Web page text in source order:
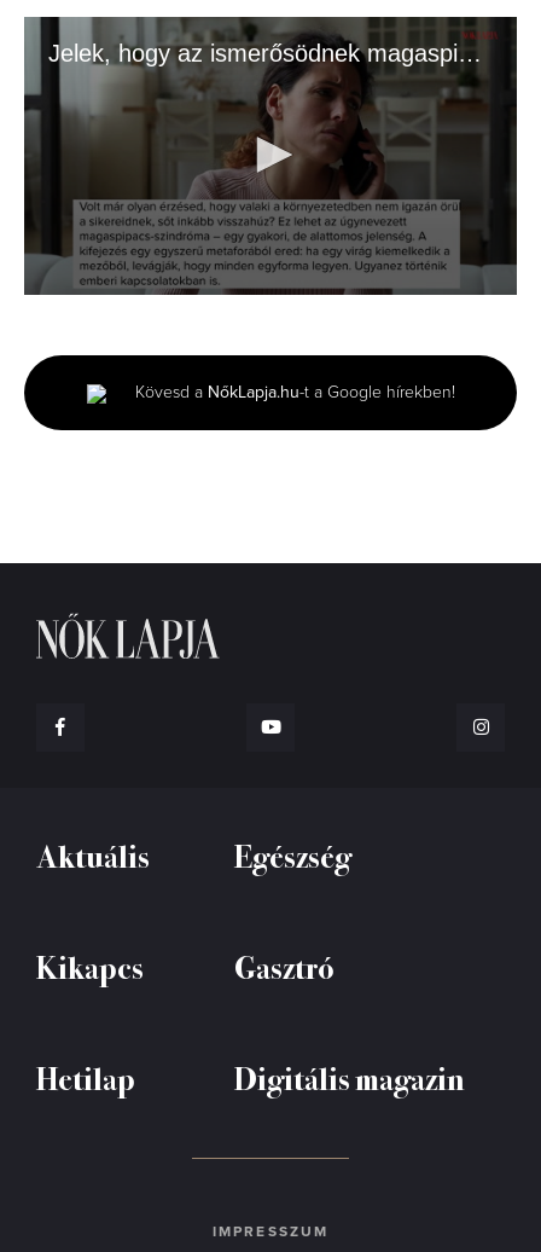
Jelek, hogy az ismerősödnek magaspipacs-szindrómája van, és jó eséllyel titokban utál téged
minute,
35
seconds
Kövesd a NőkLapja.hu-t a Google hírekben!
Aktuális Egészség
Kikapcs Gasztró
Hetilap Digitális magazin
IMPRESSZUM